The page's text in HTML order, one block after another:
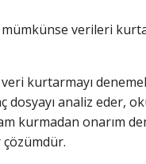
verileri
kurtarmayı
analiz eder,
kurmadan onarım